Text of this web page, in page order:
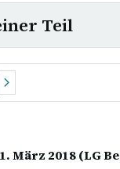
Teil
März 2018 (LG